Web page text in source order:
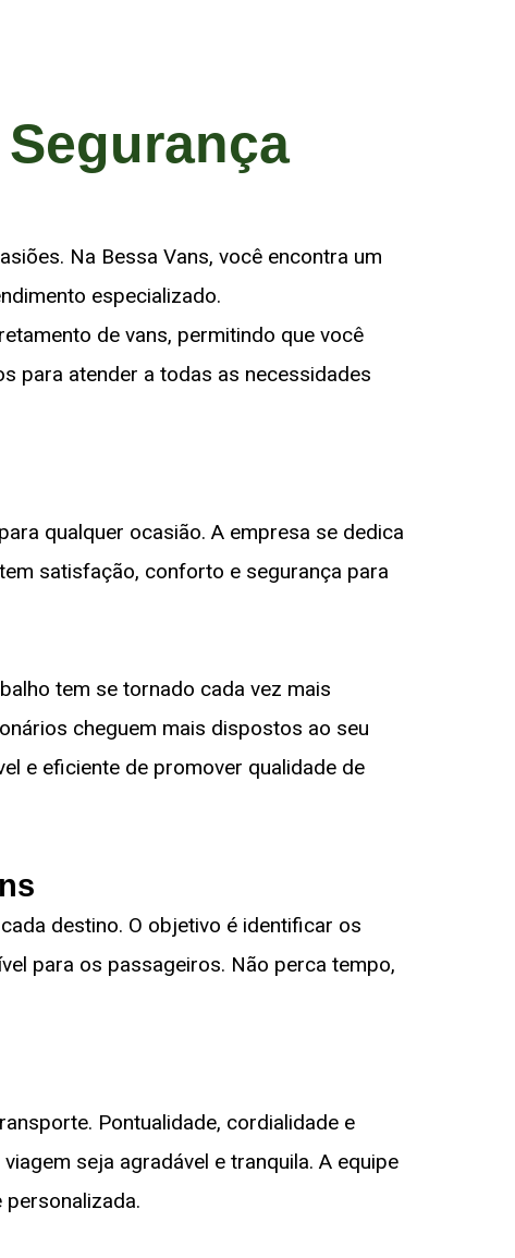
Na Bessa Vans, você encontra um
especializado.
de vans, permitindo que você
para atender a todas as necessidades
qualquer ocasião. A empresa se dedica
satisfação, conforto e segurança para
tem se tornado cada vez mais
cheguem mais dispostos ao seu
e eficiente de promover qualidade de
destino. O objetivo é identificar os
para os passageiros. Não perca tempo,
Pontualidade, cordialidade e
seja agradável e tranquila. A equipe